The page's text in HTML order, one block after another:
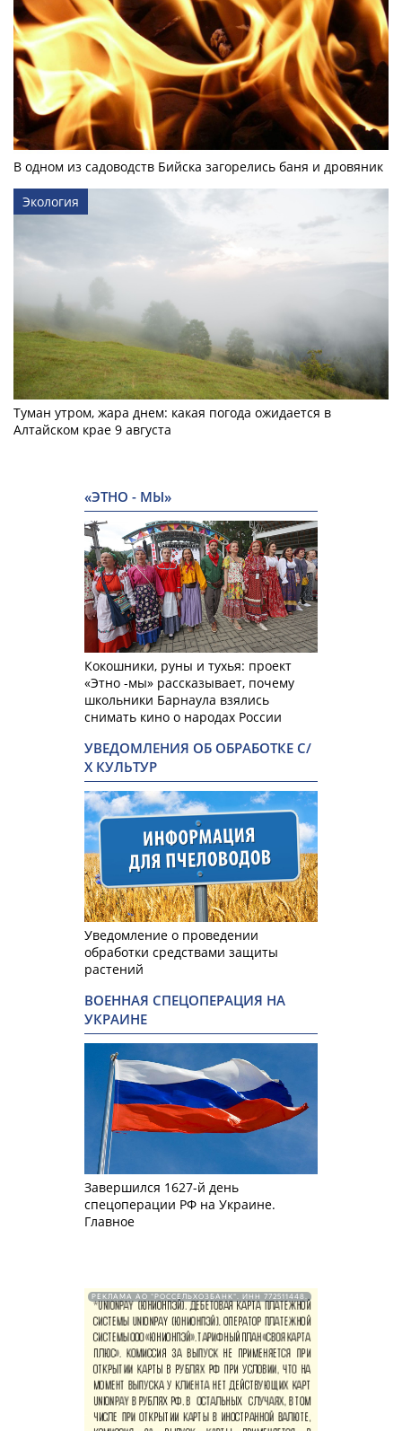
В одном из садоводств Бийска загорелись баня и дровяник
Экология
Туман утром, жара днем: какая погода ожидается в
Алтайском крае 9 августа
«ЭТНО - МЫ»
Кокошники, руны и тухья: проект
«Этно -мы» рассказывает, почему
школьники Барнаула взялись
снимать кино о народах России
УВЕДОМЛЕНИЯ ОБ ОБРАБОТКЕ С/
Х КУЛЬТУР
Уведомление о проведении
обработки средствами защиты
растений
ВОЕННАЯ СПЕЦОПЕРАЦИЯ НА
УКРАИНЕ
Завершился 1627-й день
спецоперации РФ на Украине.
Главное
РЕКЛАМА АО "РОССЕЛЬХОЗБАНК". ИНН 772511448.